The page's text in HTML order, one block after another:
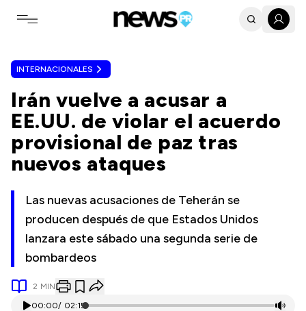
Toggle navigation menu
INTERNACIONALES
Irán vuelve a acusar a
EE.UU. de violar el acuerdo
provisional de paz tras
nuevos ataques
Las nuevas acusaciones de Teherán se
producen después de que Estados Unidos
lanzara este sábado una segunda serie de
bombardeos
2 MIN
00:00/ 02:15